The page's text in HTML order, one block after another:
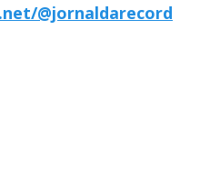
@jornaldarecord